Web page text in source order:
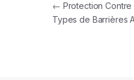
← Protection
Types de Barrières